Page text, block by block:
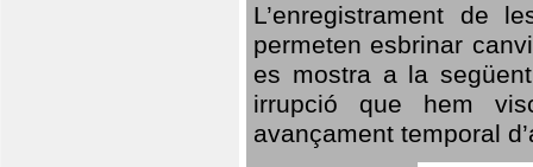
L’enregistrament de
permeten esbrinar
es mostra a la
irrupció que hem
avançament temporal